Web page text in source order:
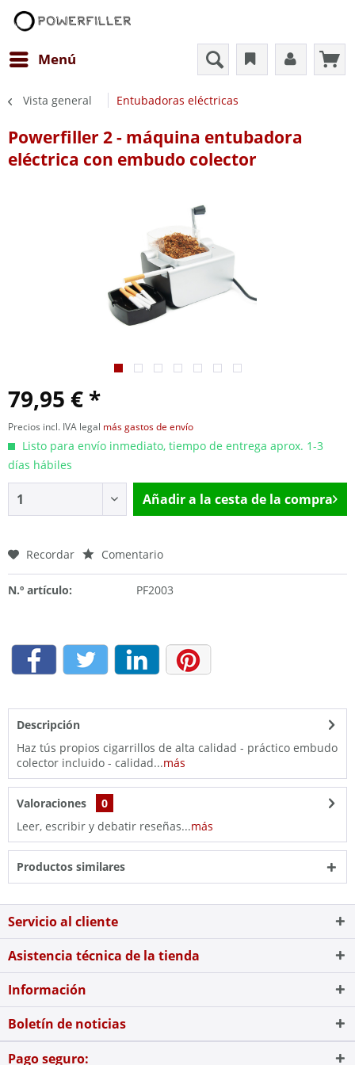
Menú
Vista general Entubadoras eléctricas
Powerfiller 2 - máquina entubadora
eléctrica con embudo colector
79,95 € *
Precios incl. IVA legal más gastos de envío
Listo para envío inmediato, tiempo de entrega aprox. 1-3
días hábiles
Añadir a la cesta de la compra
Recordar Comentario
N.º artículo: PF2003
Descripción
Haz tús propios cigarrillos de alta calidad - práctico embudo
colector incluido - calidad...más
Valoraciones
0
Leer, escribir y debatir reseñas...más
Productos similares
Servicio al cliente
Asistencia técnica de la tienda
Información
Boletín de noticias
Pago seguro: